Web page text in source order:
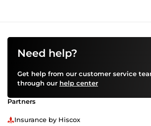
Need help?
Get help from our customer service
through our help center
Partners
Insurance by Hiscox